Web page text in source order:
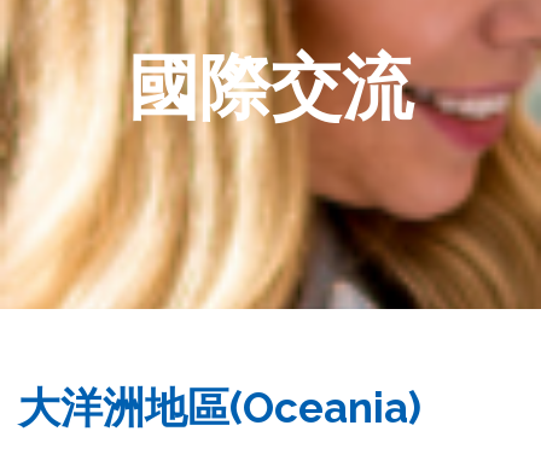
學
國
際
事
務
國際交流
大洋洲地區(Oceania)